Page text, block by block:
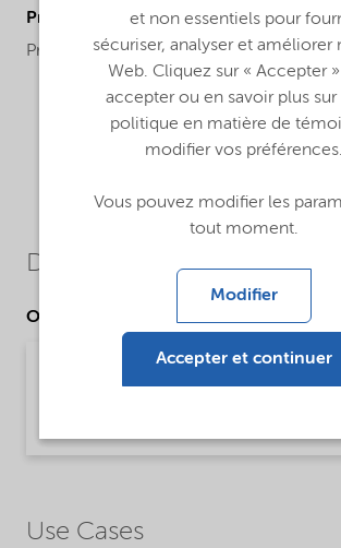
ProductChemicalsName
Preparation/Chemical mixture
Downloads
Other Documents
Technical Data Sheet Expancel 950
Global (English)
Use Cases
et non essentiels pour
sécuriser, analyser et améliorer
Web. Cliquez sur « Accepter
accepter ou en savoir plus sur
politique en matière de
modifier vos préférences.
Vous pouvez modifier les
tout moment.
Modifier
Accepter et continuer